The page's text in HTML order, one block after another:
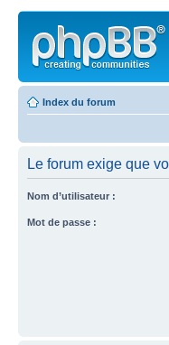
Index du forum
Le forum exige que
Nom d’utilisateur :
Mot de passe :